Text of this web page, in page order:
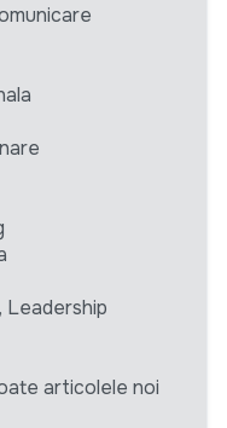
Leadership
articolele noi